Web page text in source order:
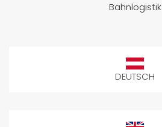
Bahnlogistik
DEUTSCH